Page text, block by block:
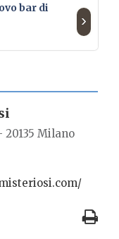
bar di
›
20135 Milano